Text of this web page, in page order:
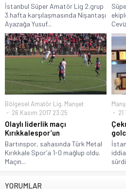
İstanbul Süper Amatör Lig 2.grup
3.hafta karşılaşmasında Nişantaşı
Ayazağa Yusuf...
Bölgesel Amatör Lig, Manşet
26 Kasım 2017 23:25
Olaylı liderlik maçı
Kırıkkalespor’un
Bartınspor, sahasında Türk Metal
Kırıkkale Spor’a 1-0 mağlup oldu.
Maçın...
YORUMLAR